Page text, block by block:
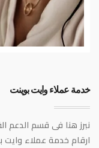
خدمة عملاء وايت بوينت
نبرز هنا فى قسم الدعم
ارقام خدمة عملاء وايت